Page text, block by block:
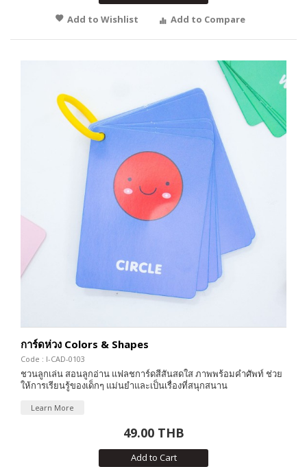
Add to Wishlist
Add to Compare
การ์ดห่วง Colors & Shapes
Code : I-CAD-0103
ชวนลูกเล่น สอนลูกอ่าน แฟลชการ์ดสีสันสดใส ภาพพร้อมคำศัพท์ ช่วย
ให้การเรียนรู้ของเด็กๆ แม่นยำและเป็นเรื่องที่สนุกสนาน
Learn More
49.00 THB
Add to Cart